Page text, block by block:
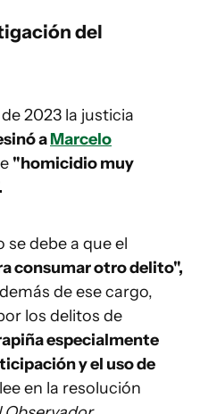
del
2023 la justicia
aMarcelo
"homicidio muy
debe a que el
consumar otro delito",
de ese cargo,
los delitos de
especialmente
y el uso de
en la resolución